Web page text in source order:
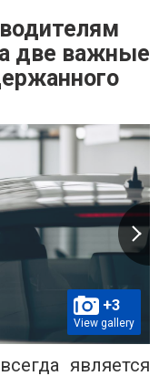
две важные
+3
View gallery
является